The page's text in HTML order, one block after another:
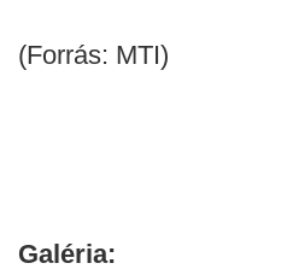
(Forrás: MTI)
Galéria: